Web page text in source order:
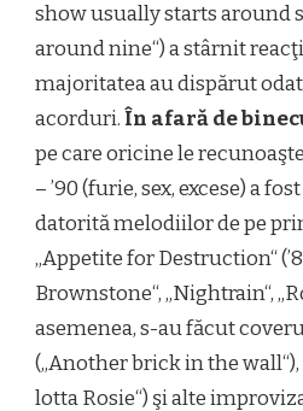
show usually starts around
around nine“) a stârnit
majoritatea au dispărut
acorduri. În afară de
pe care oricine le
– ’90 (furie, sex, excese) a
datorită melodiilor de pe
„Appetite for Destruction“
Brownstone“, „Nightrain“,
asemenea, s-au făcut
(„Another brick in the wall“),
lotta Rosie“) şi alte